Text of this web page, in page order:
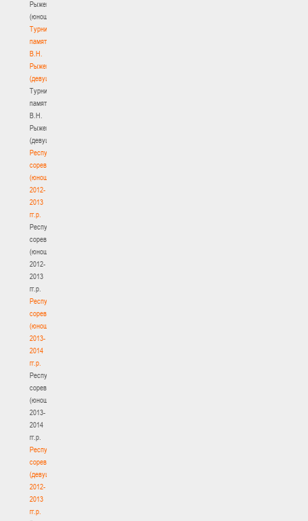
Рыженкова
(юноши)
Турнир
памяти
В.Н.
Рыженкова
(девушки)
Турнир
памяти
В.Н.
Рыженкова
(девушки)
Республиканские
соревнования
(юноши)
2012-
2013
гг.р.
Республиканские
соревнования
(юноши)
2012-
2013
гг.р.
Республиканские
соревнования
(юноши)
2013-
2014
гг.р.
Республиканские
соревнования
(юноши)
2013-
2014
гг.р.
Республиканские
соревнования
(девушки)
2012-
2013
гг.р.